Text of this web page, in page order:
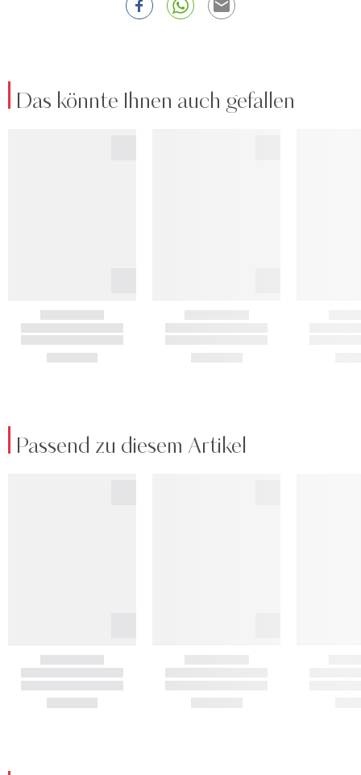
Das könnte Ihnen auch gefallen
Passend zu diesem Artikel